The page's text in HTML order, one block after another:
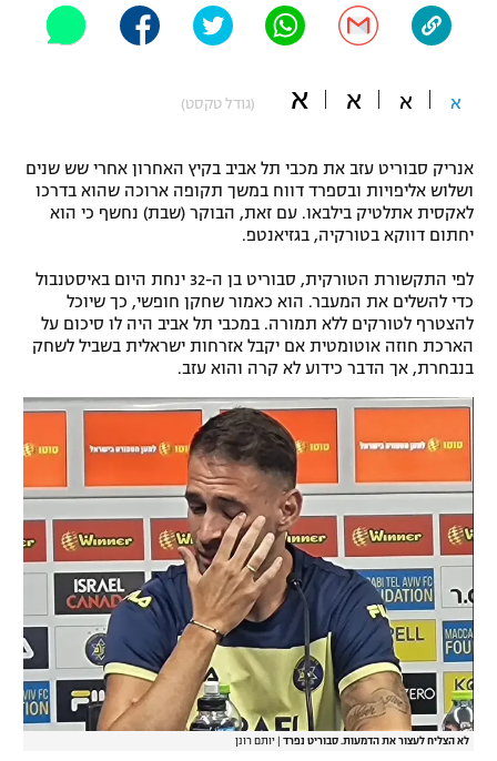
"מחצית בשכונה" – פודקאסט
משתתפים וזוכים בפרסים
תקנון משתתפים וזוכים בפרסים
תקנון עבור פעילות אלקטרה
תקנון עבור פעילות ספורט 1 – "מרלן"
טניס
תנאי שימוש
מדיניות פרטיות
תקנון פעילות ספורט 1
רשיון להקרנה פומבית לבית עסק
הצטרפות לחבילת הערוצים
לוח דרושים – ג'ובנט
תגיות
המגזין
אופניים
ספורט מוטורי
פוטבול אמריקאי NFL
ספורט אתגרי ואקסטרים
אומנויות לחימה
א א א א (גודל טקסט)
אנריק סבוריט עזב את מכבי תל אביב בקיץ האחרון אחרי שש שנים
ושלוש אליפויות ובספרד דווח במשך תקופה ארוכה שהוא בדרכו
לאקסית אתלטיק בילבאו. עם זאת, הבוקר (שבת) נחשף כי הוא
יחתום דווקא בטורקיה, בגזיאנטפ.
לפי התקשורת הטורקית, סבוריט בן ה-32 ינחת היום באיסטנבול
כדי להשלים את המעבר. הוא כאמור שחקן חופשי, כך שיוכל
להצטרף לטורקים ללא תמורה. במכבי תל אביב היה לו סיכום על
הארכת חוזה אוטומטית אם יקבל אזרחות ישראלית בשביל לשחק
בנבחרת, אך הדבר כידוע לא קרה והוא עזב.
לא הצליח לעצור את הדמעות. סבוריט נפרד יותם רונן